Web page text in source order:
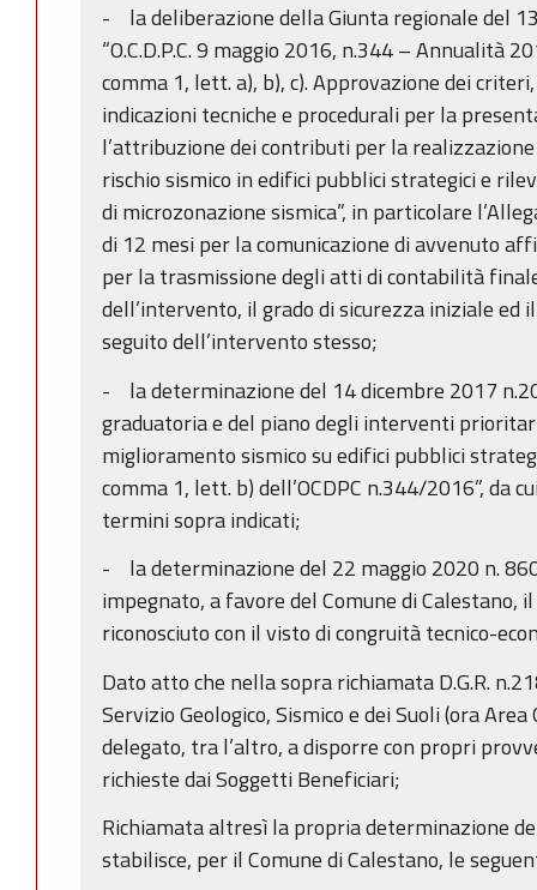
- la deliberazione della Giunta regionale del
“O.C.D.P.C. 9 maggio 2016, n.344 – Annualità
comma 1, lett. a), b), c). Approvazione dei
indicazioni tecniche e procedurali per la
l’attribuzione dei contributi per la
rischio sismico in edifici pubblici strategici e
di microzonazione sismica”, in particolare
di 12 mesi per la comunicazione di avvenuto
per la trasmissione degli atti di contabilità
dell’intervento, il grado di sicurezza iniziale ed
seguito dell’intervento stesso;
- la determinazione del 14 dicembre 2017
graduatoria e del piano degli interventi
miglioramento sismico su edifici pubblici
comma 1, lett. b) dell’OCDPC n.344/2016”, da
termini sopra indicati;
- la determinazione del 22 maggio 2020 n.
impegnato, a favore del Comune di Calestano,
riconosciuto con il visto di congruità tecnico-
Dato atto che nella sopra richiamata D.G.R.
Servizio Geologico, Sismico e dei Suoli (ora
delegato, tra l’altro, a disporre con propri
richieste dai Soggetti Beneficiari;
Richiamata altresì la propria determinazione
stabilisce, per il Comune di Calestano, le